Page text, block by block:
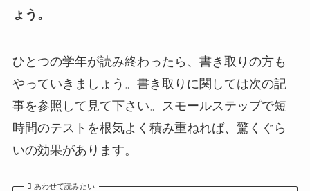
ょう。
ひとつの学年が読み終わったら、書き取りの方も
やっていきましょう。書き取りに関しては次の記
事を参照して見て下さい。スモールステップで短
時間のテストを根気よく積み重ねれば、驚くぐら
いの効果があります。
あわせて読みたい